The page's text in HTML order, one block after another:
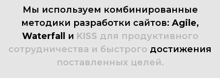
Мы используем комбинированные
методики разработки сайтов: Agile,
Waterfall и KISS для продуктивного
сотрудничества и быстрого достижения
поставленных целей.